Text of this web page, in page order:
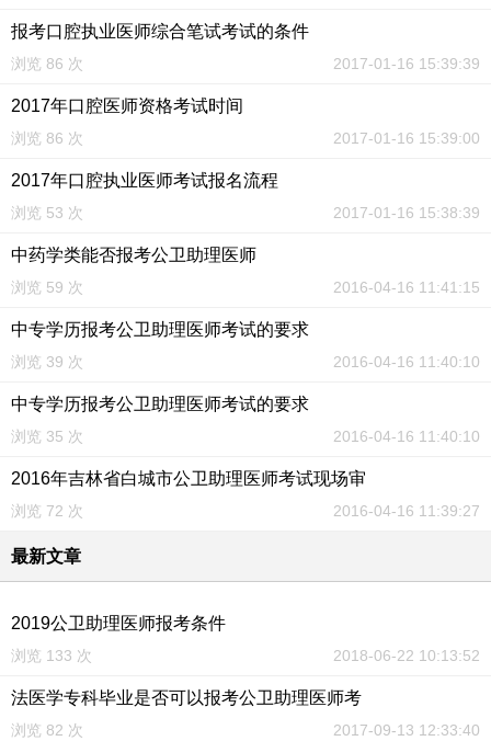
报考口腔执业医师综合笔试考试的条件
浏览 86 次 2017-01-16 15:39:39
2017年口腔医师资格考试时间
浏览 86 次 2017-01-16 15:39:00
2017年口腔执业医师考试报名流程
浏览 53 次 2017-01-16 15:38:39
中药学类能否报考公卫助理医师
浏览 59 次 2016-04-16 11:41:15
中专学历报考公卫助理医师考试的要求
浏览 39 次 2016-04-16 11:40:10
中专学历报考公卫助理医师考试的要求
浏览 35 次 2016-04-16 11:40:10
2016年吉林省白城市公卫助理医师考试现场审
浏览 72 次 2016-04-16 11:39:27
最新文章
2019公卫助理医师报考条件
浏览 133 次 2018-06-22 10:13:52
法医学专科毕业是否可以报考公卫助理医师考
浏览 82 次 2017-09-13 12:33:40